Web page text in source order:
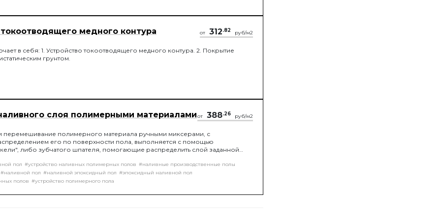
медного контура от 312.82 руб/м2
в себя: 1. Устройство токоотводящего медного контура. 2. Покрытие
грунтом.
слоя полимерными материаламиот 388.26 руб/м2
перемешивание полимерного материала ручными миксерами, с
его по поверхности пола, выполняется с помощью
либо зубчатого шпателя, помогающие распределить слой заданной
пол #устройство наливных полимерных полов #наливные производственные полы
#наливной пол #наливной эпоксидный пол #эпоксидный наливной пол
полов #устройство полимерного пола